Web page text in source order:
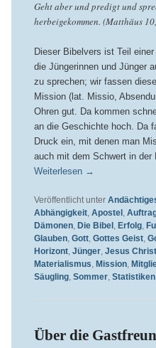
Geht aber und predigt und
herbeigekommen. (Matthäus
Dieser Bibelvers ist Teil
die Jüngerinnen und Jünger
zu sprechen; wir fassen
Mission (lat. Missio,
Ohren gut. Da kommen
an die Geschichte hoch. Da
Druck ein, mit denen man
auch mit dem Schwert in der
Weiterlesen →
Veröffentlicht unter
Abhängigkeit, Apostel,
Dämonen, Die Bibel, Erfolg,
Glauben, Gott, Gottes Geist,
Horizont, Jünger, Jesus
Materialismus, Mission,
Säugling, Sommer, Statistiken
Über die